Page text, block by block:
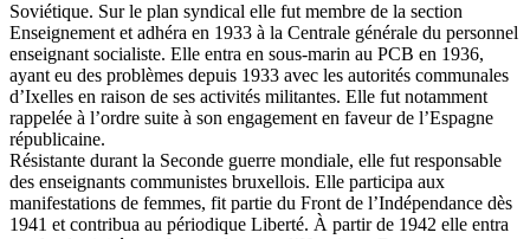
Soviétique. Sur le plan syndical elle fut membre de la section
Enseignement et adhéra en 1933 à la Centrale générale du personnel
enseignant socialiste. Elle entra en sous-marin au PCB en 1936,
ayant eu des problèmes depuis 1933 avec les autorités communales
d’Ixelles en raison de ses activités militantes. Elle fut notamment
rappelée à l’ordre suite à son engagement en faveur de l’Espagne
républicaine.
Résistante durant la Seconde guerre mondiale, elle fut responsable
des enseignants communistes bruxellois. Elle participa aux
manifestations de femmes, fit partie du Front de l’Indépendance dès
1941 et contribua au périodique Liberté. À partir de 1942 elle entra